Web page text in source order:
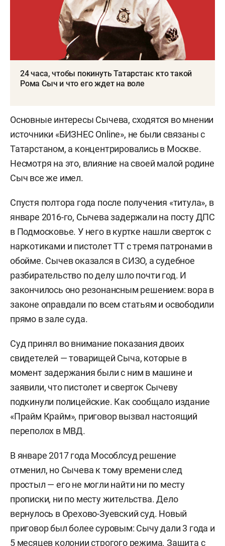
24 часа, чтобы покинуть Татарстан: кто такой
Рома Сыч и что его ждет на воле
Основные интересы Сычева, сходятся во мнении
источники «БИЗНЕС Online», не были связаны с
Татарстаном, а концентрировались в Москве.
Несмотря на это, влияние на своей малой родине
Сыч все же имел.
Спустя полтора года после получения «титула», в
январе 2016-го, Сычева задержали на посту ДПС
в Подмосковье. У него в куртке нашли сверток с
наркотиками и пистолет ТТ с тремя патронами в
обойме. Сычев оказался в СИЗО, а судебное
разбирательство по делу шло почти год. И
закончилось оно резонансным решением: вора в
законе оправдали по всем статьям и освободили
прямо в зале суда.
Суд принял во внимание показания двоих
свидетелей — товарищей Сыча, которые в
момент задержания были с ним в машине и
заявили, что пистолет и сверток Сычеву
подкинули полицейские. Как сообщало издание
«Прайм Крайм», приговор вызвал настоящий
переполох в МВД.
В январе 2017 года Мособлсуд решение
отменил, но Сычева к тому времени след
простыл — его не могли найти ни по месту
прописки, ни по месту жительства. Дело
вернулось в Орехово-Зуевский суд. Новый
приговор был более суровым: Сычу дали 3 года и
5 месяцев колонии строгого режима. Защита с